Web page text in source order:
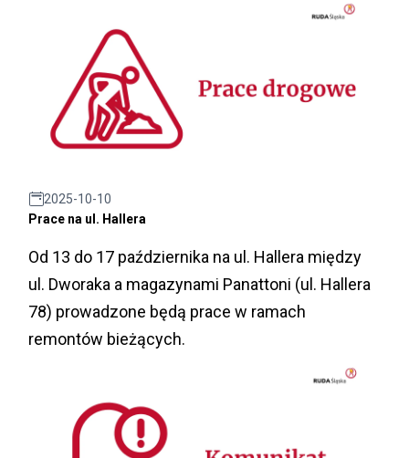
2025-10-10
Prace na ul. Hallera
Od 13 do 17 października na ul. Hallera między
ul. Dworaka a magazynami Panattoni (ul. Hallera
78) prowadzone będą prace w ramach
remontów bieżących.